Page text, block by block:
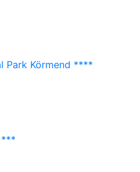
Park Körmend ****